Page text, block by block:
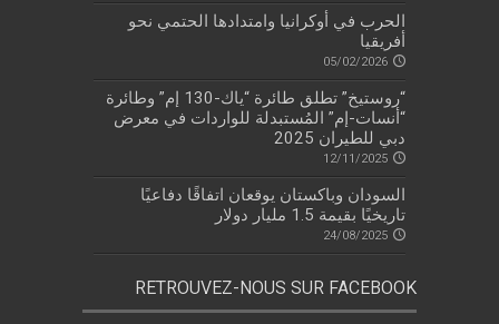
الحرب في أوكرانيا وامتدادها الحتمي نحو
أفريقيا
05/02/2026
“روستيخ” تطلق طائرة “ياك-130 إم” وطائرة
“أنسات-إم” المُستبدلة للواردات في معرض
دبي للطيران 2025
12/11/2025
السودان وباكستان يوقعان اتفاقًا دفاعيًا
تاريخيًا بقيمة 1.5 مليار دولار
24/08/2025
RETROUVEZ-NOUS SUR FACEBOOK